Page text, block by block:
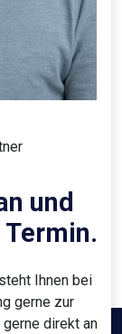
und
Ihnen bei
gerne zur
direkt an